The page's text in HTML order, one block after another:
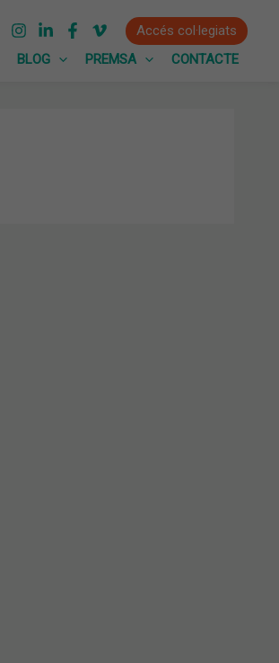
Accés col·legiats
BLOG PREMSA CONTACTE